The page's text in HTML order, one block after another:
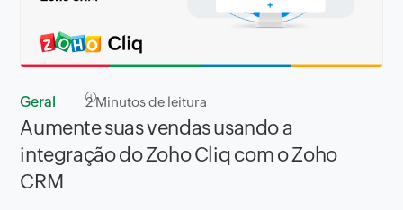
Geral 2Minutos de leitura
Aumente suas vendas usando a
integração do Zoho Cliq com o Zoho
CRM